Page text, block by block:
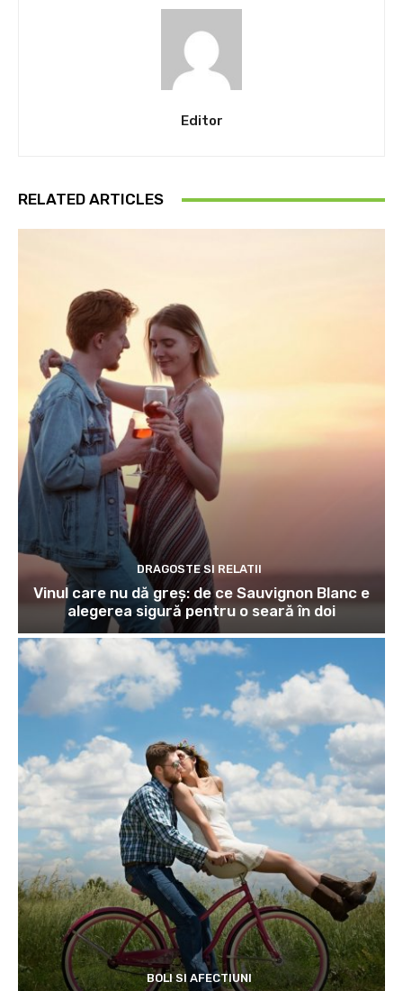
Editor
RELATED ARTICLES
DRAGOSTE SI RELATII
Vinul care nu dă greș: de ce Sauvignon Blanc e
alegerea sigură pentru o seară în doi
BOLI SI AFECTIUNI